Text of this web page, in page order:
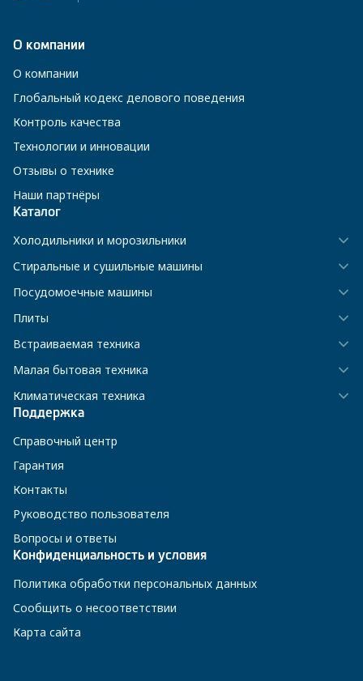
О компании
О компании
Глобальный кодекс делового поведения
Контроль качества
Технологии и инновации
Отзывы о технике
Наши партнёры
Каталог
Холодильники и морозильники
Стиральные и сушильные машины
Посудомоечные машины
Плиты
Встраиваемая техника
Малая бытовая техника
Климатическая техника
Поддержка
Справочный центр
Гарантия
Контакты
Руководство пользователя
Вопросы и ответы
Конфиденциальность и условия
Политика обработки персональных данных
Сообщить о несоответствии
Карта сайта